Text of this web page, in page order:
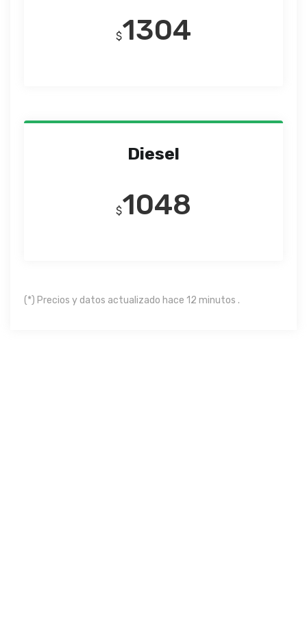
$1304
Diesel
$1048
(*) Precios y datos actualizado hace 12 minutos .